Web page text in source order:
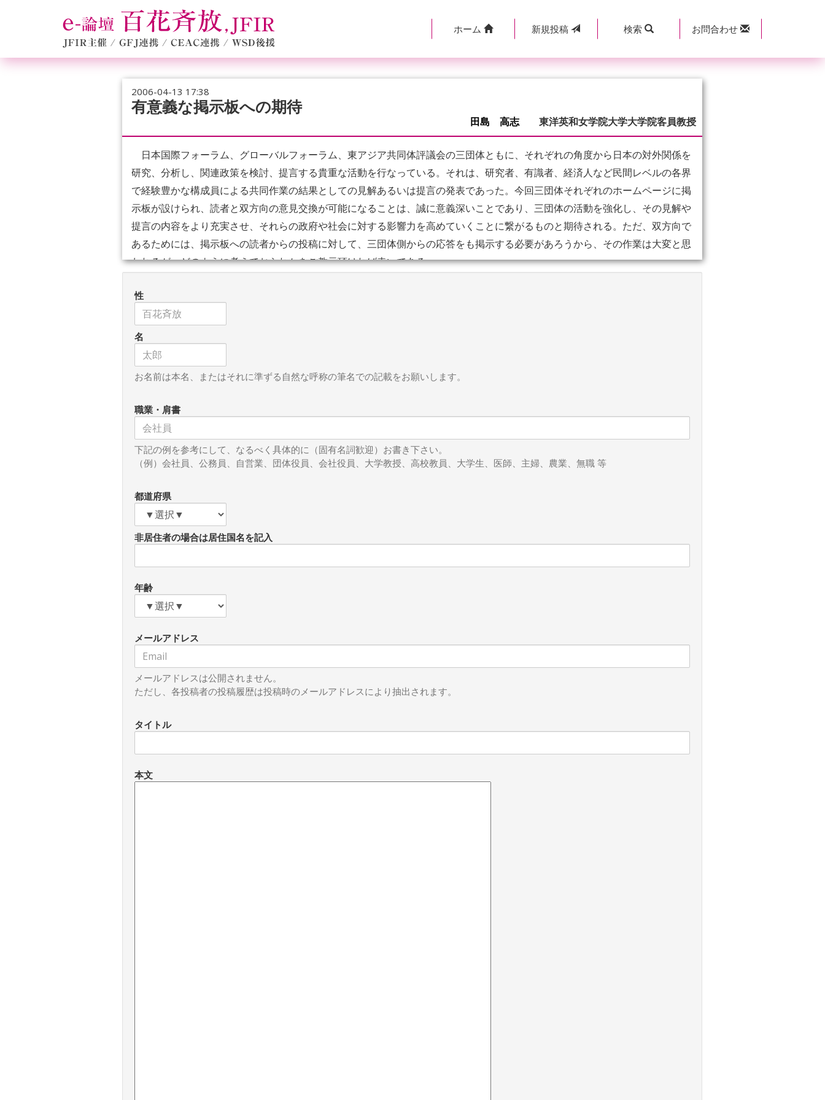
ホーム 新規投稿 検索 お問合わせ
2006-04-13 17:38
有意義な掲示板への期待
田島 高志 東洋英和女学院大学大学院客員教授
日本国際フォーラム、グローバルフォーラム、東アジア共同体評議会の三団体ともに、それぞれの角度から日本の対外関係を
研究、分析し、関連政策を検討、提言する貴重な活動を行なっている。それは、研究者、有識者、経済人など民間レベルの各界
で経験豊かな構成員による共同作業の結果としての見解あるいは提言の発表であった。今回三団体それぞれのホームページに掲
示板が設けられ、読者と双方向の意見交換が可能になることは、誠に意義深いことであり、三団体の活動を強化し、その見解や
提言の内容をより充実させ、それらの政府や社会に対する影響力を高めていくことに繋がるものと期待される。ただ、双方向で
あるためには、掲示板への読者からの投稿に対して、三団体側からの応答をも掲示する必要があろうから、その作業は大変と思
われるが、どのように考えておられかをご教示頂ければ幸いである。
性
名
お名前は本名、またはそれに準ずる自然な呼称の筆名での記載をお願いします。
職業・肩書
下記の例を参考にして、なるべく具体的に（固有名詞歓迎）お書き下さい。
（例）会社員、公務員、自営業、団体役員、会社役員、大学教授、高校教員、大学生、医師、主婦、農業、無職 等
都道府県
非居住者の場合は居住国名を記入
年齢
メールアドレス
メールアドレスは公開されません。
ただし、各投稿者の投稿履歴は投稿時のメールアドレスにより抽出されます。
タイトル
本文